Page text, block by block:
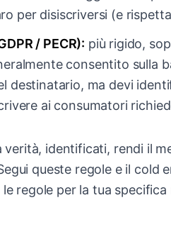
per disiscriversi (e
/ PECR): più rigido,
consentito sulla
destinatario, ma devi
ai consumatori
verità, identificati, rendi il
queste regole e il cold
regole per la tua specifica